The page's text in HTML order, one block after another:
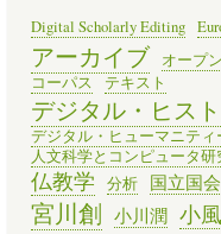
メ
ニ
ュ
ー
Digital Scholarly Editing
アーカイブ
オープ
コーパス
テキスト
デジタル・ヒス
デジタル・ヒューマニティ
人文科学とコンピュータ研
仏教学 分析 国立国
宮川創 小川潤 小